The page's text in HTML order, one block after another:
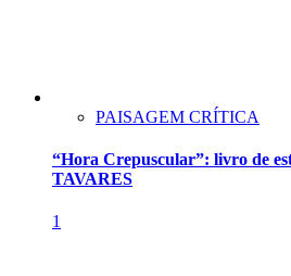
PAISAGEM CRÍTICA
“Hora Crepuscular”: livro de
TAVARES
1